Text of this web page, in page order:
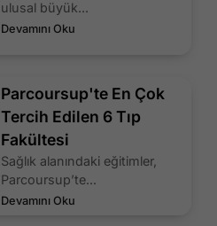
ulusal büyük...
Devamını Oku
Parcoursup'te En Çok
Tercih Edilen 6 Tıp
Fakültesi
Sağlık alanındaki eğitimler,
Parcoursup’te...
Devamını Oku